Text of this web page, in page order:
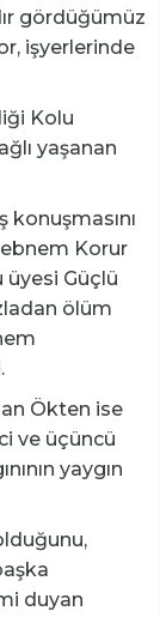
gördüğümüz
işyerlerinde
Kolu
yaşanan
konuşmasını
Korur
üyesi Güçlü
ölüm
Ökten ise
ve üçüncü
yaygın
duyan